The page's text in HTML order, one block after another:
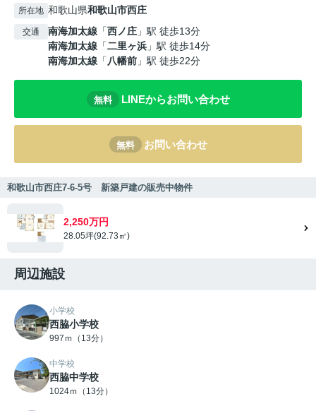
所在地 和歌山県和歌山市西庄
交通 南海加太線 「西ノ庄 」駅 徒歩13分
南海加太線 「二里ヶ浜 」駅 徒歩14分
南海加太線 「 八幡前 」駅 徒歩22分
無料 LINEからお問い合わせ
無料 お問い合わせ
和歌山市西庄7-6-5号 新築戸建の販売中物件
2,250万円
28.05坪(92.73㎡)
周辺施設
小学校
西脇小学校
997ｍ（13分）
中学校
西脇中学校
1024ｍ（13分）